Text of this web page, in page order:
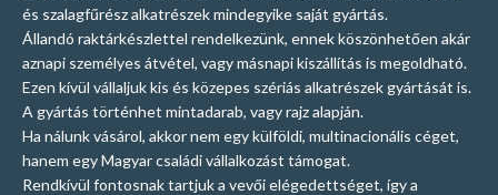
és szalagfűrész alkatrészek mindegyike saját gyártás.
Állandó raktárkészlettel rendelkezünk, ennek köszönhetően akár
aznapi személyes átvétel, vagy másnapi kiszállítás is megoldható.
Ezen kívül vállaljuk kis és közepes szériás alkatrészek gyártását is.
A gyártás történhet mintadarab, vagy rajz alapján.
Ha nálunk vásárol, akkor nem egy külföldi, multinacionális céget,
hanem egy Magyar családi vállalkozást támogat.
Rendkívül fontosnak tartjuk a vevői elégedettséget, így a